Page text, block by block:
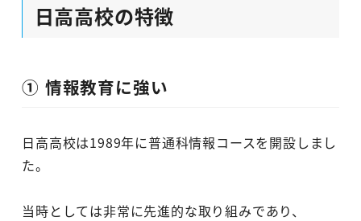
日高高校の特徴
① 情報教育に強い
日高高校は1989年に普通科情報コースを開設しまし
た。
当時としては非常に先進的な取り組みであり、